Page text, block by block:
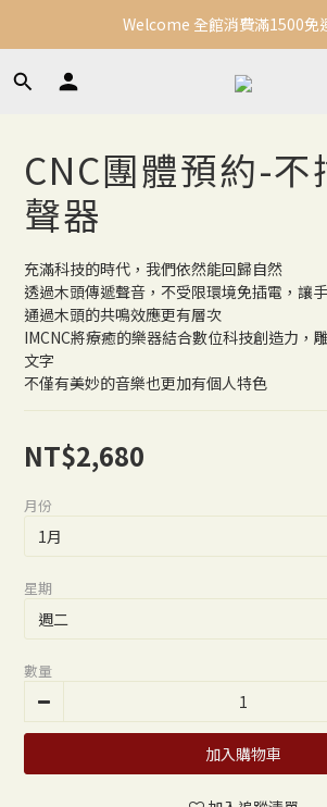
Welcome 全館消費滿1500免
CNC團體預約-不
聲器
充滿科技的時代，我們依然能回歸自然
透過木頭傳遞聲音，不受限環境免插電，讓
通過木頭的共鳴效應更有層次
IMCNC將療癒的樂器結合數位科技創造力，
文字
不僅有美妙的音樂也更加有個人特色
NT$2,680
月份
星期
數量
加入購物車